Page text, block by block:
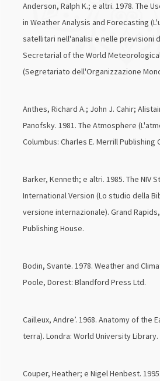
Anderson, Ralph K.; e altri. 1978. The
in Weather Analysis and Forecasting
satellitari nell'analisi e nelle previsioni
Secretarial of the World
(Segretariato dell'Organizzazione
Anthes, Richard A.; John J. Cahir;
Panofsky. 1981. The Atmosphere
Columbus: Charles E. Merrill Publishing
Barker, Kenneth; e altri. 1985. The NIV
International Version (Lo studio della
versione internazionale). Grand
Publishing House.
Bodin, Svante. 1978. Weather and
Poole, Dorest: Blandford Press Ltd.
Cailleux, Andre’. 1968. Anatomy of the
terra). Londra: World University Library.
Couper, Heather; e Nigel Henbest.